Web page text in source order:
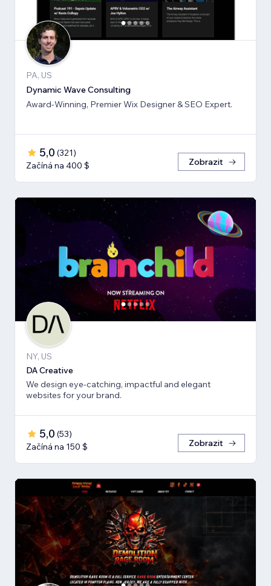
PA, US
Dynamic Wave Consulting
Award-Winning, Premier Wix Designer & SEO Expert.
5,0 (321)
Začíná na 400 $
Zobrazit
NY, US
DA Creative
We design eye-catching, impactful and elegant
websites for your brand.
5,0 (53)
Začíná na 150 $
Zobrazit